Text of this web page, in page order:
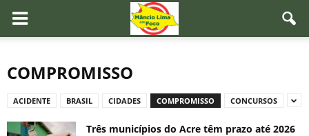
COMPROMISSO
ACIDENTE BRASIL CIDADES COMPROMISSO CONCURSOS
Três municípios do Acre têm prazo até 2026